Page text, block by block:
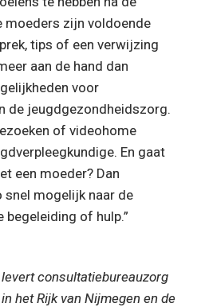
moeders zijn voldoende
tips of een verwijzing
aan de hand dan
voor
de jeugdgezondheidszorg.
of videohome
En gaat
een moeder? Dan
mogelijk naar de
of hulp.”
levert consultatiebureauzorg
het Rijk van Nijmegen en de